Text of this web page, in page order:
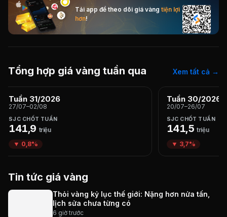
Tải app để theo dõi giá vàng tiện lợi
hơn!
Tổng hợp giá vàng tuần qua Xem tất cả →
Tuần 31/2026
27/07–02/08
SJC CHỐT TUẦN
141,9 triệu
▼ 0,8%
Tuần 30/2026
20/07–26/07
SJC CHỐT TUẦN
141,5 triệu
▼ 3,7%
Tin tức giá vàng
Thỏi vàng kỷ lục thế giới: Nặng hơn nửa tấn,
lịch sửa chưa từng có
6 giờ trước